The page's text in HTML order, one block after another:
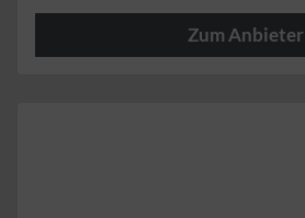
Zum Anbieter